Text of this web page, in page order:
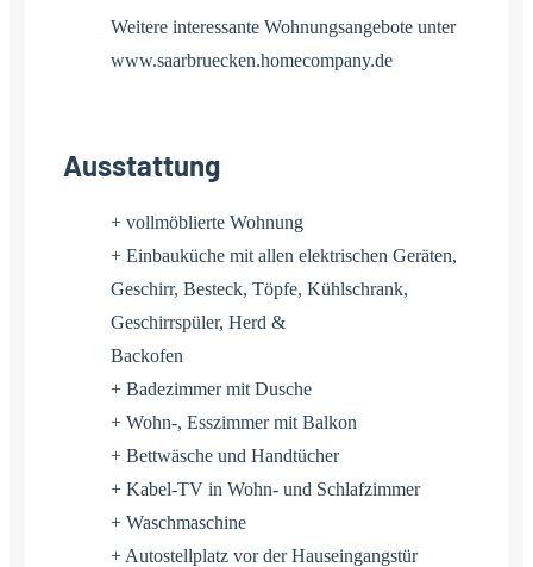
Weitere interessante Wohnungsangebote unter
www.saarbruecken.homecompany.de
Ausstattung
+ vollmöblierte Wohnung
+ Einbauküche mit allen elektrischen Geräten,
Geschirr, Besteck, Töpfe, Kühlschrank,
Geschirrspüler, Herd &
Backofen
+ Badezimmer mit Dusche
+ Wohn-, Esszimmer mit Balkon
+ Bettwäsche und Handtücher
+ Kabel-TV in Wohn- und Schlafzimmer
+ Waschmaschine
+ Autostellplatz vor der Hauseingangstür